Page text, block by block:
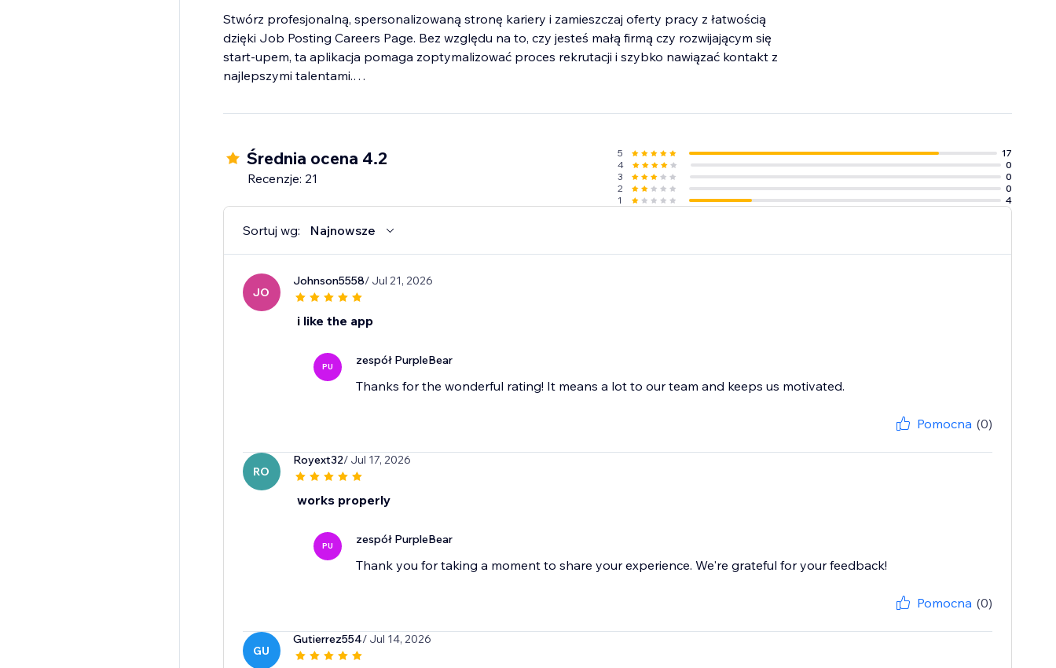
Stwórz profesjonalną, spersonalizowaną stronę kariery i zamieszczaj oferty pracy z łatwością
dzięki Job Posting Careers Page. Bez względu na to, czy jesteś małą firmą czy rozwijającym się
start-upem, ta aplikacja pomaga zoptymalizować proces rekrutacji i szybko nawiązać kontakt z
najlepszymi talentami.
Idealne dla pracodawców i rekruterów, którzy skutecznie chcą przyciągać wykwalifikowanych
Średnia ocena 4.2
Recenzje: 21
5
17
4
0
3
0
2
0
1
4
Sortuj wg: Najnowsze
JO
Johnson5558/ Jul 21, 2026
i like the app
PU zespół PurpleBear
Thanks for the wonderful rating! It means a lot to our team and keeps us motivated.
Pomocna (0)
RO
Royext32/ Jul 17, 2026
works properly
PU zespół PurpleBear
Thank you for taking a moment to share your experience. We're grateful for your feedback!
Pomocna (0)
GU
Gutierrez554/ Jul 14, 2026